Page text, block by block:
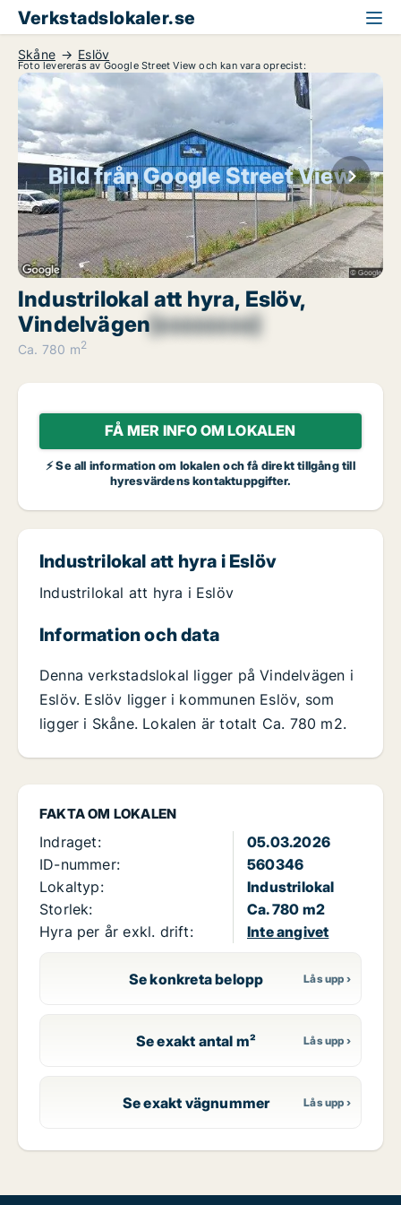
Verkstadslokaler.se
Skåne Eslöv
Foto levereras av Google Street View och kan vara oprecist:
Bild från Google Street View
Industrilokal att hyra, Eslöv,
Vindelvägen[xxxxxxxx]
Ca. 780 m2
FÅ MER INFO OM LOKALEN
⚡ Se all information om lokalen och få direkt tillgång till
hyresvärdens kontaktuppgifter.
FAKTA OM LOKALEN
Indraget:
05.03.2026
ID-nummer:
560346
Lokaltyp:
Industrilokal
Storlek:
Ca. 780 m2
Hyra per år exkl. drift:
Inte angivet
Se konkreta belopp
Se exakt antal m²
Se exakt vägnummer
Industrilokal att hyra i Eslöv
Industrilokal att hyra i Eslöv
Information och data
Denna verkstadslokal ligger på Vindelvägen i
Eslöv. Eslöv ligger i kommunen Eslöv, som
ligger i Skåne. Lokalen är totalt Ca. 780 m2.